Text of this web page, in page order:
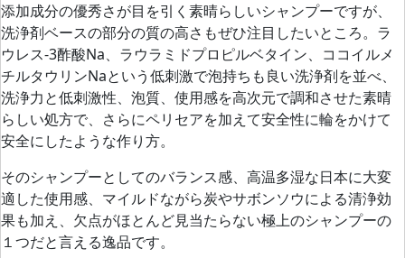
添加成分の優秀さが目を引く素晴らしいシャンプーですが、
洗浄剤ベースの部分の質の高さもぜひ注目したいところ。ラ
ウレス-3酢酸Na、ラウラミドプロピルベタイン、ココイルメ
チルタウリンNaという低刺激で泡持ちも良い洗浄剤を並べ、
洗浄力と低刺激性、泡質、使用感を高次元で調和させた素晴
らしい処方で、さらにペリセアを加えて安全性に輪をかけて
安全にしたような作り方。
そのシャンプーとしてのバランス感、高温多湿な日本に大変
適した使用感、マイルドながら炭やサボンソウによる清浄効
果も加え、欠点がほとんど見当たらない極上のシャンプーの
１つだと言える逸品です。